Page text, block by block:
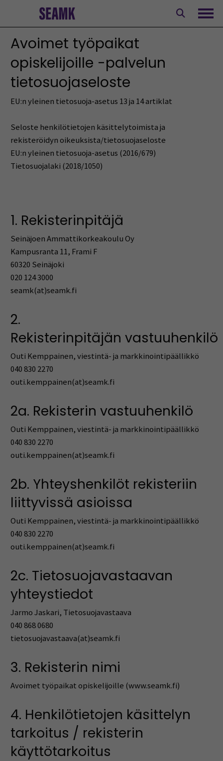
Avoimet työpaikat
opiskelijoille -palvelun
tietosuojaseloste
EU:n yleinen tietosuoja-asetus 13 ja 14 artiklat
Seloste henkilötietojen käsittelytoimista ja
rekisteröidyn oikeuksista/tietosuojaseloste
EU:n yleinen tietosuoja-asetus (2016/679)
Tietosuojalaki (2018/1050)
1. Rekisterinpitäjä
Seinäjoen Ammattikorkeakoulu Oy
Kampusranta 11, Frami F
60320 Seinäjoki
020 124 3000
seamk(at)seamk.fi
2.
Rekisterinpitäjän vastuuhenkilö
Outi Kemppainen, viestintä- ja markkinointipäällikkö
040 830 2270
outi.kemppainen(at)seamk.fi
2a. Rekisterin vastuuhenkilö
Outi Kemppainen, viestintä- ja markkinointipäällikkö
040 830 2270
outi.kemppainen(at)seamk.fi
2b. Yhteyshenkilöt rekisteriin
liittyvissä asioissa
Outi Kemppainen, viestintä- ja markkinointipäällikkö
040 830 2270
outi.kemppainen(at)seamk.fi
2c. Tietosuojavastaavan
yhteystiedot
Jarmo Jaskari, Tietosuojavastaava
040 868 0680
tietosuojavastaava(at)seamk.fi
3. Rekisterin nimi
Avoimet työpaikat opiskelijoille (www.seamk.fi)
4. Henkilötietojen käsittelyn
tarkoitus / rekisterin
käyttötarkoitus